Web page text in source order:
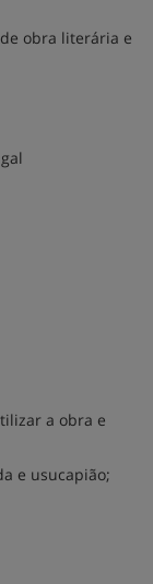
obra literária e
a obra e
e usucapião;